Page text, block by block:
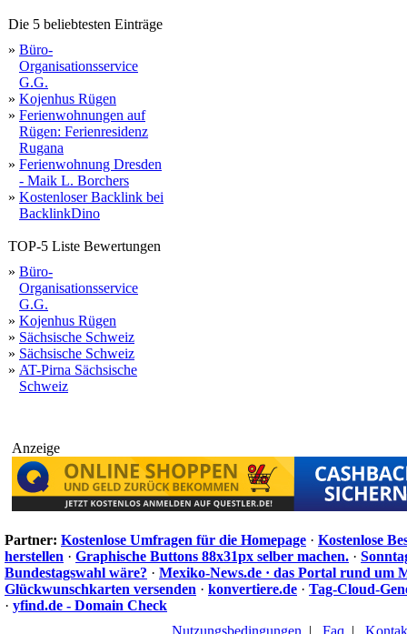
Die 5 beliebtesten Einträge
» Büro-
Organisationsservice
G.G.
» Kojenhus Rügen
» Ferienwohnungen auf
Rügen: Ferienresidenz
Rugana
» Ferienwohnung Dresden
- Maik L. Borchers
» Kostenloser Backlink bei
BacklinkDino
TOP-5 Liste Bewertungen
» Büro-
Organisationsservice
G.G.
» Kojenhus Rügen
» Sächsische Schweiz
» Sächsische Schweiz
» AT-Pirna Sächsische
Schweiz
Anzeige
Partner: Kostenlose Umfragen für die Homepage · Kostenlose
herstellen · Graphische Buttons 88x31px selber machen. ·
Bundestagswahl wäre? · Mexiko-News.de · das Portal rund um
Glückwunschkarten versenden · konvertiere.de · Tag-Cloud-
· yfind.de - Domain Check
Nutzungsbedingungen | Faq |